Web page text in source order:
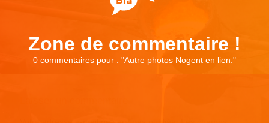
Zone de commentaire !
0 commentaires pour : "Autre photos Nogent en lien. "